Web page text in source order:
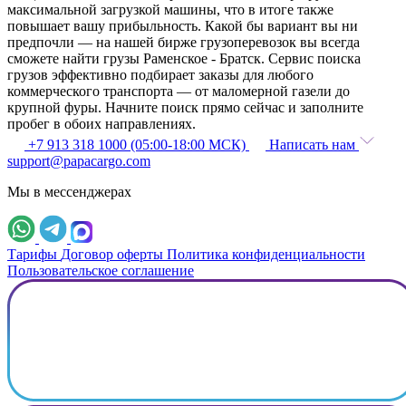
максимальной загрузкой машины, что в итоге также
повышает вашу прибыльность. Какой бы вариант вы ни
предпочли — на нашей бирже грузоперевозок вы всегда
сможете найти грузы Раменское - Братск. Сервис поиска
грузов эффективно подбирает заказы для любого
коммерческого транспорта — от маломерной газели до
крупной фуры. Начните поиск прямо сейчас и заполните
пробег в обоих направлениях.
+7 913 318 1000 (05:00-18:00 МСК)
Написать нам
support@papacargo.com
Мы в мессенджерах
Тарифы Договор оферты Политика конфиденциальности
Пользовательское соглашение